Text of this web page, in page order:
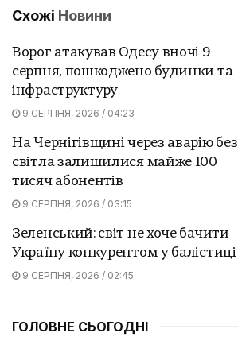
Схожі Новини
Ворог атакував Одесу вночі 9
серпня, пошкоджено будинки та
інфраструктуру
9 СЕРПНЯ, 2026 / 04:23
На Чернігівщині через аварію без
світла залишилися майже 100
тисяч абонентів
9 СЕРПНЯ, 2026 / 03:15
Зеленський: світ не хоче бачити
Україну конкурентом у балістиці
9 СЕРПНЯ, 2026 / 02:45
ГОЛОВНЕ СЬОГОДНІ